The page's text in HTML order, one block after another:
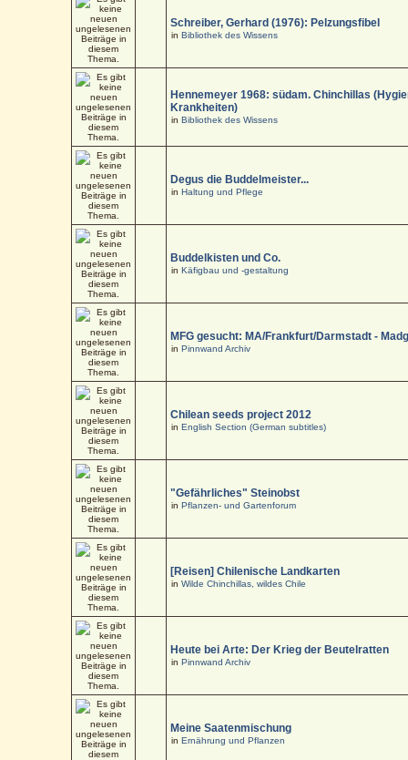
Schreiber, Gerhard (1976): Pelzungsfibel
inBibliothek des Wissens
Hennemeyer 1968: südam. Chinchillas
Krankheiten)
inBibliothek des Wissens
Degus die Buddelmeister...
inHaltung und Pflege
Buddelkisten und Co.
inKäfigbau und -gestaltung
MFG gesucht: MA/Frankfurt/Darmstadt -
inPinnwand Archiv
Chilean seeds project 2012
inEnglish Section (German subtitles)
"Gefährliches" Steinobst
inPflanzen- und Gartenforum
[Reisen] Chilenische Landkarten
inWilde Chinchillas, wildes Chile
Heute bei Arte: Der Krieg der Beutelratten
inPinnwand Archiv
Meine Saatenmischung
inErnährung und Pflanzen